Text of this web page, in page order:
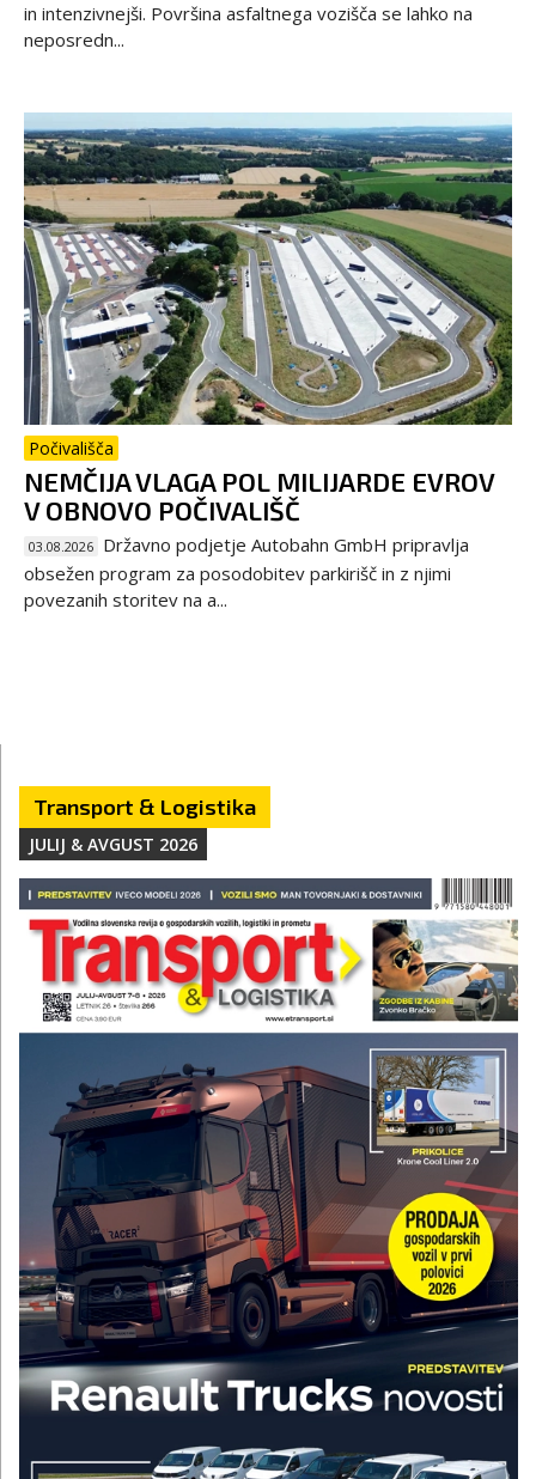
in intenzivnejši. Površina asfaltnega vozišča se lahko na
neposredn...
Počivališča
NEMČIJA VLAGA POL MILIJARDE EVROV
V OBNOVO POČIVALIŠČ
03.08.2026 Državno podjetje Autobahn GmbH pripravlja
obsežen program za posodobitev parkirišč in z njimi
povezanih storitev na a...
Transport & Logistika
JULIJ & AVGUST 2026